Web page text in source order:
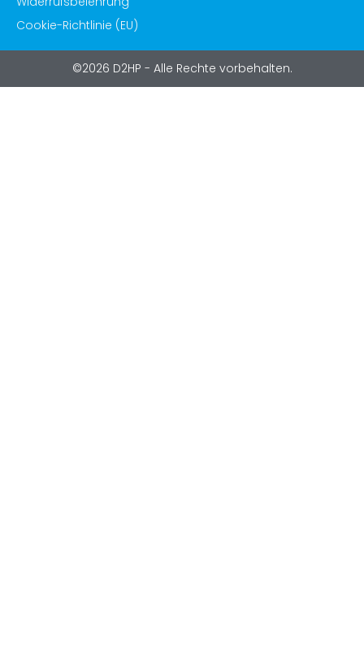
Cookie-Richtlinie (EU)
©2026 D2HP - Alle Rechte vorbehalten.